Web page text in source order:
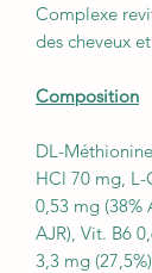
Complexe
des cheveux
Composition
DL-
HCl 70 mg, L-
0,53 mg (38%
AJR), Vit. B6
3,3 mg